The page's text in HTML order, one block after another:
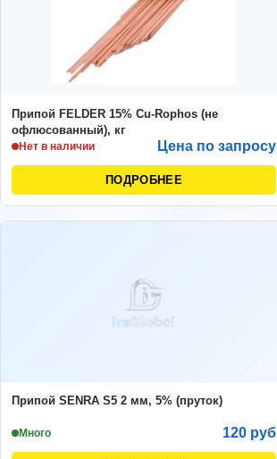
Припой FELDER 15% Cu-Rophos (не
офлюсованный), кг
Нет в наличии Цена по запросу
ПОДРОБНЕЕ
Припой SENRA S5 2 мм, 5% (пруток)
Много 120 руб